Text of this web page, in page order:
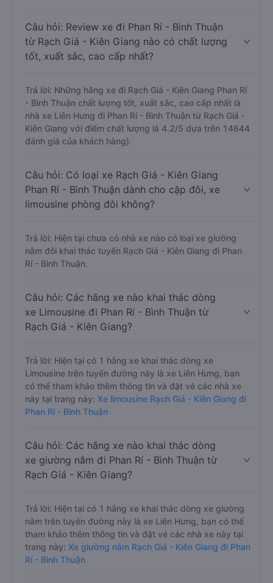
Câu hỏi: Review xe đi Phan Rí - Bình Thuận
từ Rạch Giá - Kiên Giang nào có chất lượng
tốt, xuất sắc, cao cấp nhất?
Trả lời: Những hãng xe đi Rạch Giá - Kiên Giang Phan Rí
- Bình Thuận chất lượng tốt, xuất sắc, cao cấp nhất là
nhà xe Liên Hưng đi Phan Rí - Bình Thuận từ Rạch Giá -
Kiên Giang với điểm chất lượng là 4.2/5 dựa trên 14644
đánh giá của khách hàng).
Câu hỏi: Có loại xe Rạch Giá - Kiên Giang
Phan Rí - Bình Thuận dành cho cặp đôi, xe
limousine phòng đôi không?
Trả lời: Hiện tại chưa có nhà xe nào có loại xe giường
nằm đôi khai thác tuyến Rạch Giá - Kiên Giang đi Phan
Rí - Bình Thuận.
Câu hỏi: Các hãng xe nào khai thác dòng
xe Limousine đi Phan Rí - Bình Thuận từ
Rạch Giá - Kiên Giang?
Trả lời: Hiện tại có 1 hãng xe khai thác dòng xe
Limousine trên tuyến đường này là xe Liên Hưng, bạn
có thể tham khảo thêm thông tin và đặt vé các nhà xe
này tại trang này: Xe limousine Rạch Giá - Kiên Giang đi
Phan Rí - Bình Thuận
Câu hỏi: Các hãng xe nào khai thác dòng
xe giường nằm đi Phan Rí - Bình Thuận từ
Rạch Giá - Kiên Giang?
Trả lời: Hiện tại có 1 hãng xe khai thác dòng xe giường
nằm trên tuyến đường này là xe Liên Hưng, bạn có thể
tham khảo thêm thông tin và đặt vé các nhà xe này tại
trang này: Xe giường nằm Rạch Giá - Kiên Giang đi Phan
Rí - Bình Thuận